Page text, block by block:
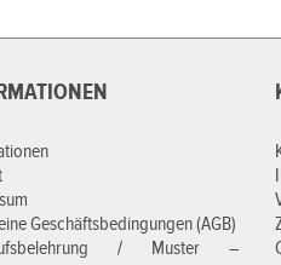
Geschäftsbedingungen (AGB)
/ Muster –